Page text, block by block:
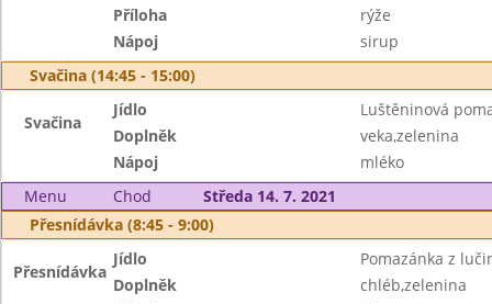
Příloha
rýže
Nápoj
sirup
Svačina (14:45 - 15:00)
Svačina
Jídlo
Luštěninová
Doplněk
veka,zelenina
Nápoj
mléko
Menu
Chod
Středa 14. 7. 2021
Přesnídávka (8:45 - 9:00)
Přesnídávka
Jídlo
Pomazánka z
Doplněk
chléb,zelenina